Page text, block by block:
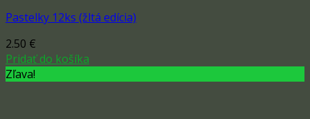
Pastelky 12ks (žltá edícia)
2.50 €
Pridať do košíka
Zľava!